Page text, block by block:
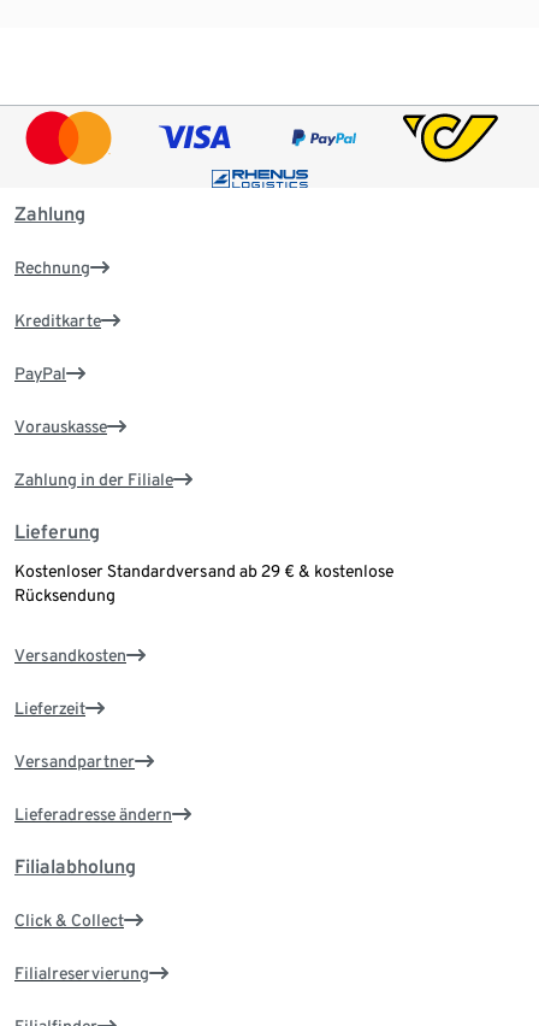
Zahlung
Rechnung
Kreditkarte
PayPal
Vorauskasse
Zahlung in der Filiale
Lieferung
Kostenloser Standardversand ab 29 € & kostenlose
Rücksendung
Versandkosten
Lieferzeit
Versandpartner
Lieferadresse ändern
Filialabholung
Click & Collect
Filialreservierung